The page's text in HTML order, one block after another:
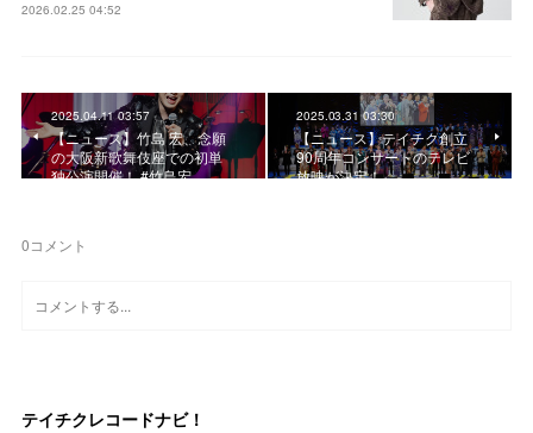
2026.02.25 04:52
2025.04.11 03:57
【ニュース】竹島 宏、念願
の大阪新歌舞伎座での初単
独公演開催！ #竹島宏
2025.03.31 03:30
【ニュース】テイチク創立
90周年コンサートのテレビ
放映が決定！
0コメント
テイチクレコードナビ！